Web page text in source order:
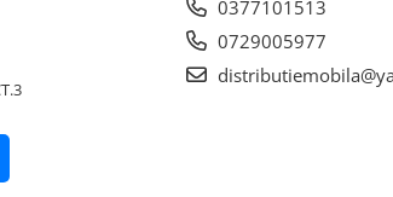
0377101513
0729005977